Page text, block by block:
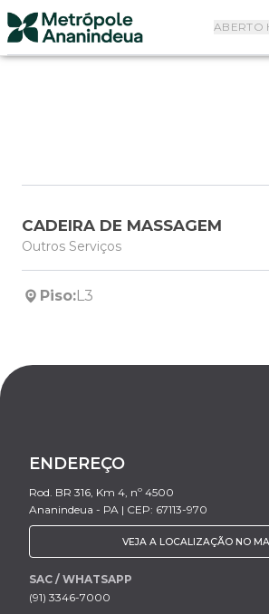
ABERTO
CADEIRA DE MASSAGEM
Outros Serviços
Piso:L3
ENDEREÇO
Rod. BR 316, Km 4, nº 4500
Ananindeua - PA | CEP: 67113-970
VEJA A LOCALIZAÇÃO NO
SAC / WHATSAPP
(91) 3346-7000